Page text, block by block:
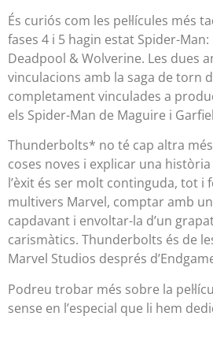
És curiós com les pel·lícules més
fases 4 i 5 hagin estat Spider-
Deadpool & Wolverine. Les dues
vinculacions amb la saga de torn
completament vinculades a
els Spider-Man de Maguire i
Thunderbolts* no té cap altra
coses noves i explicar una
l’èxit és ser molt continguda, tot i
multivers Marvel, comptar amb
capdavant i envoltar-la d’un
carismàtics. Thunderbolts és de
Marvel Studios després
Podreu trobar més sobre la
sense en l’especial que li hem